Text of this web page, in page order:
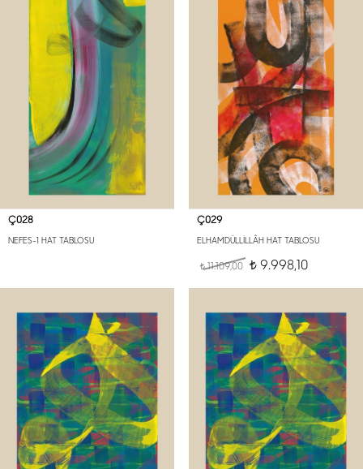
Ç028
NEFES-1 HAT TABLOSU
Ç029
ELHAMDÜLLİLLÂH HAT TABLOSU
t11.109,00 t9.998,10